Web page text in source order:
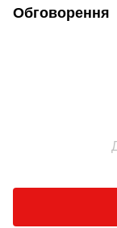
Обговорення